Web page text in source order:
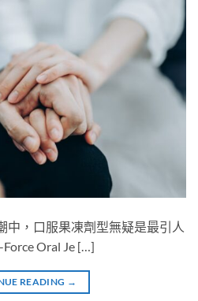
中，口服果凍劑型無疑是最引人
Oral Je […]
READING →